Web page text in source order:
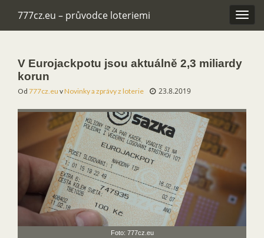
777cz.eu – průvodce loteriemi
V Eurojackpotu jsou aktuálně 2,3 miliardy
korun
Od 777cz.eu vNovinky a zprávy z loterie 23.8.2019
Foto: 777cz.eu